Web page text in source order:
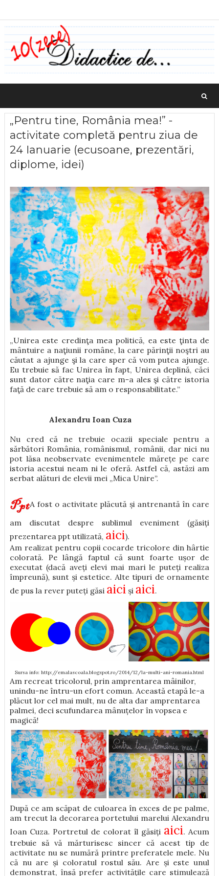
„Pentru tine, România mea!” -
activitate completă pentru ziua de
24 Ianuarie (ecusoane, prezentări,
diplome, idei)
„Unirea este credinţa mea politică, ea este ţinta de
mântuire a naţiunii române, la care părinţii noştri au
căutat a ajunge şi la care sper că vom putea ajunge.
Eu trebuie să fac Unirea în fapt, Unirea deplină, căci
sunt dator către naţia care m-a ales şi către istoria
faţă de care trebuie să am o responsabilitate.”
Alexandru Ioan Cuza
Nu cred că ne trebuie ocazii speciale pentru a
sărbători România, românismul, românii, dar nici nu
pot lăsa neobservate evenimentele mărețe pe care
istoria acestui neam ni le oferă. Astfel că, astăzi am
serbat alături de elevii mei „Mica Unire”.
A fost o activitate plăcută și antrenantă în care
am discutat despre sublimul eveniment (găsiți
prezentarea ppt utilizată, aici).
Am realizat pentru copii cocarde tricolore din hârtie
colorată. Pe lângă faptul că sunt foarte ușor de
executat (dacă aveți elevi mai mari le puteți realiza
împreună), sunt și estetice. Alte tipuri de ornamente
de pus la rever puteți găsi aici și aici.
Sursa info: http://emalascoala.blogspot.ro/2014/12/la-multi-ani-romania.html
Am recreat tricolorul, prin amprentarea mâinilor,
unindu-ne întru-un efort comun. Această etapă le-a
plăcut lor cel mai mult, nu de alta dar amprentarea
palmei, deci scufundarea mânuțelor în vopsea e
magică!
După ce am scăpat de culoarea în exces de pe palme,
am trecut la decorarea portetului marelui Alexandru
Ioan Cuza. Portretul de colorat îl găsiți aici. Acum
trebuie să vă mărturisesc sincer că acest tip de
activitate nu se numără printre preferatele mele. Nu
că nu are și coloratul rostul său. Are și este unul
demonstrat, însă prefer activitățile care stimulează